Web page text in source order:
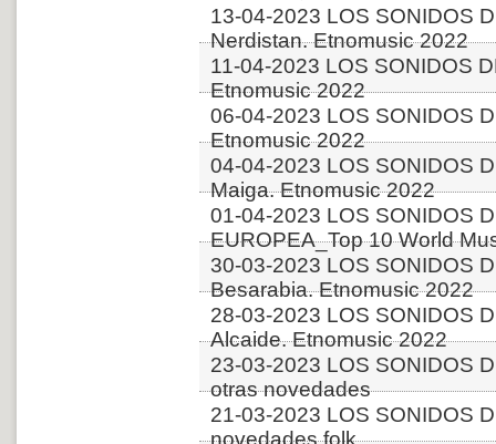
13-04-2023 LOS SONIDOS
Nerdistan. Etnomusic 2022
11-04-2023 LOS SONIDOS
Etnomusic 2022
06-04-2023 LOS SONIDOS
Etnomusic 2022
04-04-2023 LOS SONIDOS
Maiga. Etnomusic 2022
01-04-2023 LOS SONIDOS
EUROPEA_Top 10 World
30-03-2023 LOS SONIDOS
Besarabia. Etnomusic 2022
28-03-2023 LOS SONIDOS
Alcaide. Etnomusic 2022
23-03-2023 LOS SONIDOS
otras novedades
21-03-2023 LOS SONIDOS
novedades folk